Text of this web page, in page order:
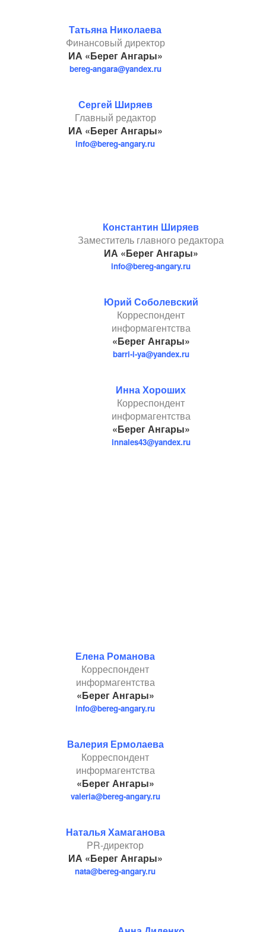
Татьяна Николаева
Финансовый директор
ИА «Берег Ангары»
bereg-angara@yandex.ru
Сергей Ширяев
Главный редактор
ИА «Берег Ангары»
info@bereg-angary.ru
Константин Ширяев
Заместитель главного редактора
ИА «Берег Ангары»
info@bereg-angary.ru
Юрий Соболевский
Корреспондент
информагентства
«Берег Ангары»
barri-i-ya@yandex.ru
Инна Хороших
Корреспондент
информагентства
«Берег Ангары»
innales43@yandex.ru
Елена Романова
Корреспондент
информагентства
«Берег Ангары»
info@bereg-angary.ru
Валерия Ермолаева
Корреспондент
информагентства
«Берег Ангары»
valeria@bereg-angary.ru
Наталья Хамаганова
PR-директор
ИА «Берег Ангары»
nata@bereg-angary.ru